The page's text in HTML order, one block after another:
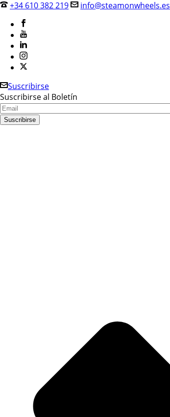
+34 610 382 219 info@steamonwheels.es
Suscribirse
Suscribirse al Boletín